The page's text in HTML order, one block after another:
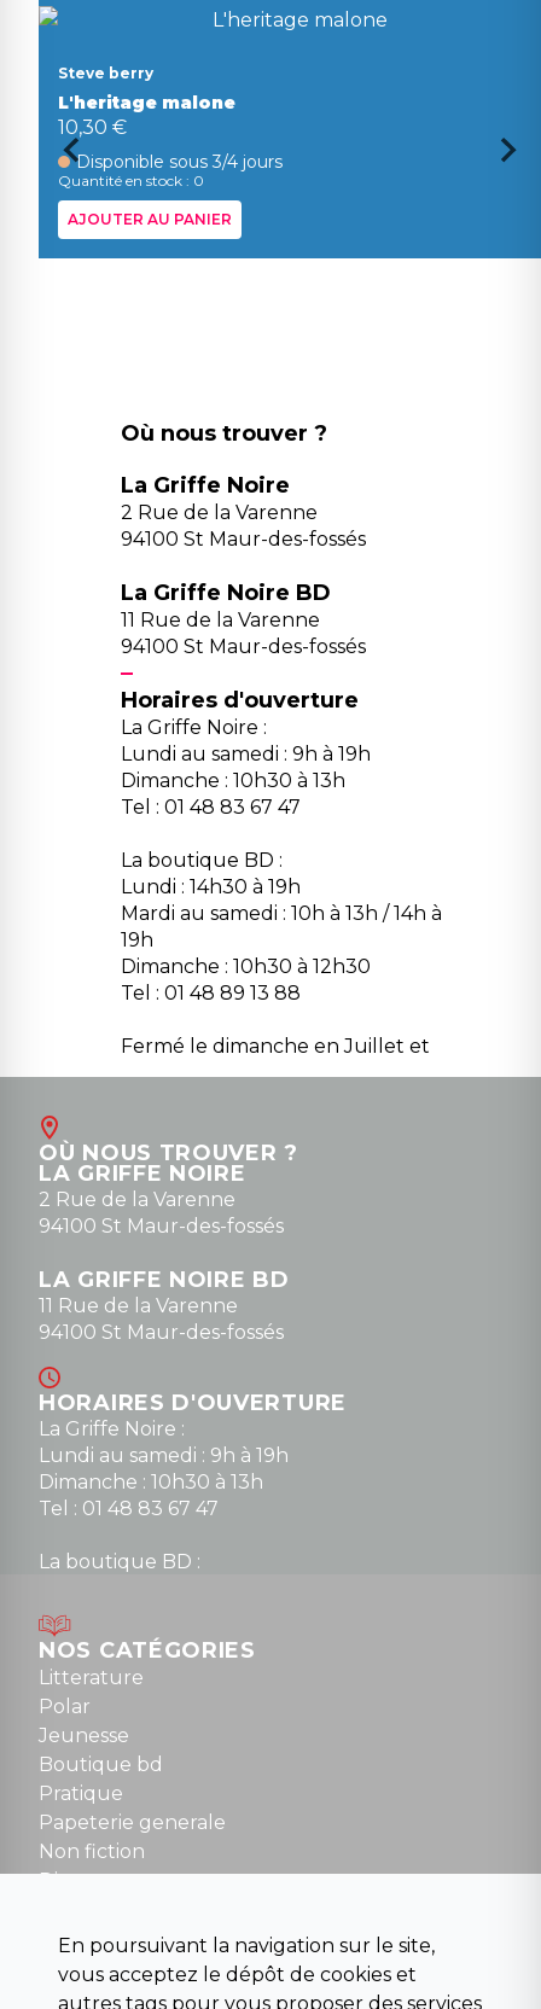
Steve berry
L'heritage malone
10,30 €
Disponible sous 3/4 jours
Quantité en stock : 0
AJOUTER AU PANIER
Où nous trouver ?
La Griffe Noire
2 Rue de la Varenne
94100 St Maur-des-fossés
La Griffe Noire BD
11 Rue de la Varenne
94100 St Maur-des-fossés
Horaires d'ouverture
La Griffe Noire :
Lundi au samedi : 9h à 19h
Dimanche : 10h30 à 13h
Tel : 01 48 83 67 47
La boutique BD :
Lundi : 14h30 à 19h
Mardi au samedi : 10h à 13h / 14h à
19h
Dimanche : 10h30 à 12h30
Tel : 01 48 89 13 88
Fermé le dimanche en Juillet et
Août
contact@la-griffe-noire.com
0148836747
OÙ NOUS TROUVER ?
LA GRIFFE NOIRE
2 Rue de la Varenne
94100 St Maur-des-fossés
LA GRIFFE NOIRE BD
11 Rue de la Varenne
94100 St Maur-des-fossés
HORAIRES D'OUVERTURE
La Griffe Noire :
Lundi au samedi : 9h à 19h
Dimanche : 10h30 à 13h
Tel : 01 48 83 67 47
La boutique BD :
Mardi au samedi : 10h à 13h / 14h à 19h
Dimanche : 10h30 à 12h30
Tel : 01 48 89 13 88
NOUS CONTACTER
contact@la-griffe-noire.com
NOS CATÉGORIES
Litterature
Polar
Jeunesse
Boutique bd
Pratique
Papeterie generale
Non fiction
Divers
Beaux livres et art
Para scolaire
Histoire
En poursuivant la navigation sur le site,
vous acceptez le dépôt de cookies et
autres tags pour vous proposer des services